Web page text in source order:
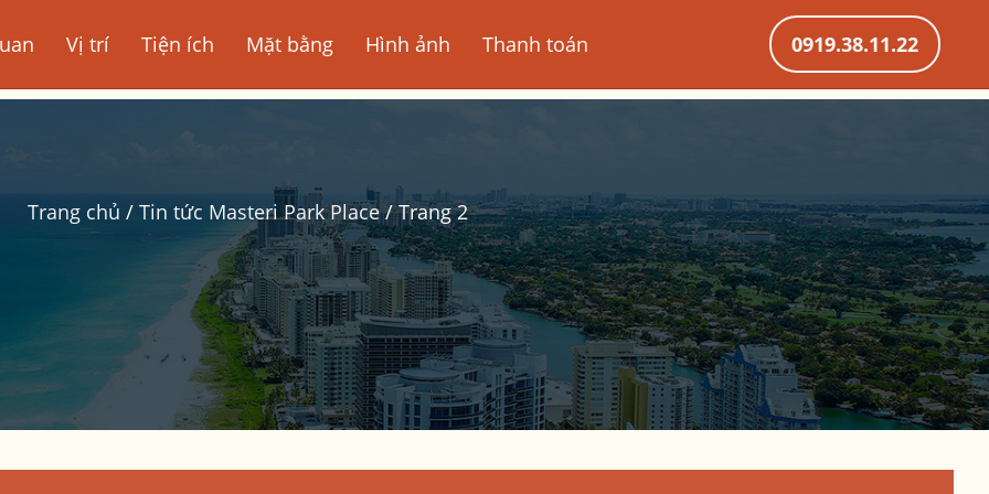
Vị trí Tiện ích Mặt bằng Hình ảnh Thanh toán 0919.38.11.22
Trang chủ / Tin tức Masteri Park Place/Trang 2